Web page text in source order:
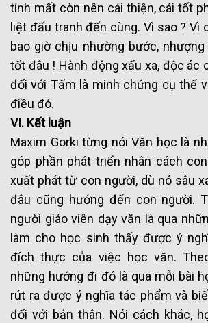
tính mất còn nên cái thiện, cái tốt
liệt đấu tranh đến cùng. Vì sao ? Vì
bao giờ chịu nhường bước,
tốt đâu ! Hành động xấu xa, độc ác
đối với Tấm là minh chứng cụ thể
điều đó.
VI. Kết luận
Maxim Gorki từng nói Văn học là
góp phần phát triển nhân cách
xuất phát từ con người, dù nó sâu
đâu cũng hướng đến con người.
người giáo viên dạy văn là qua
làm cho học sinh thấy được ý
đích thực của việc học văn.
những hướng đi đó là qua mỗi bài
rút ra được ý nghĩa tác phẩm và
đối với bản thân. Nói cách khác,